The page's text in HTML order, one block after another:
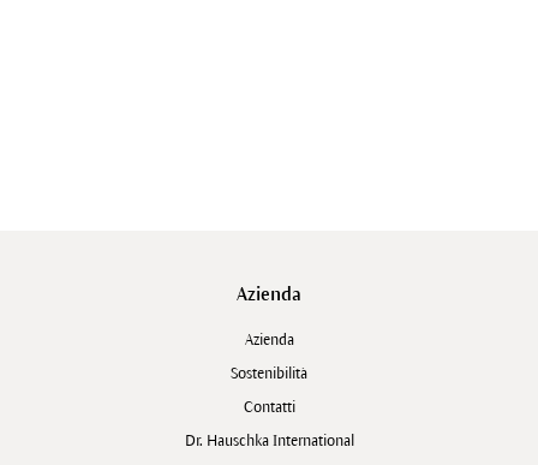
Azienda
Azienda
Sostenibilità
Contatti
Dr. Hauschka International